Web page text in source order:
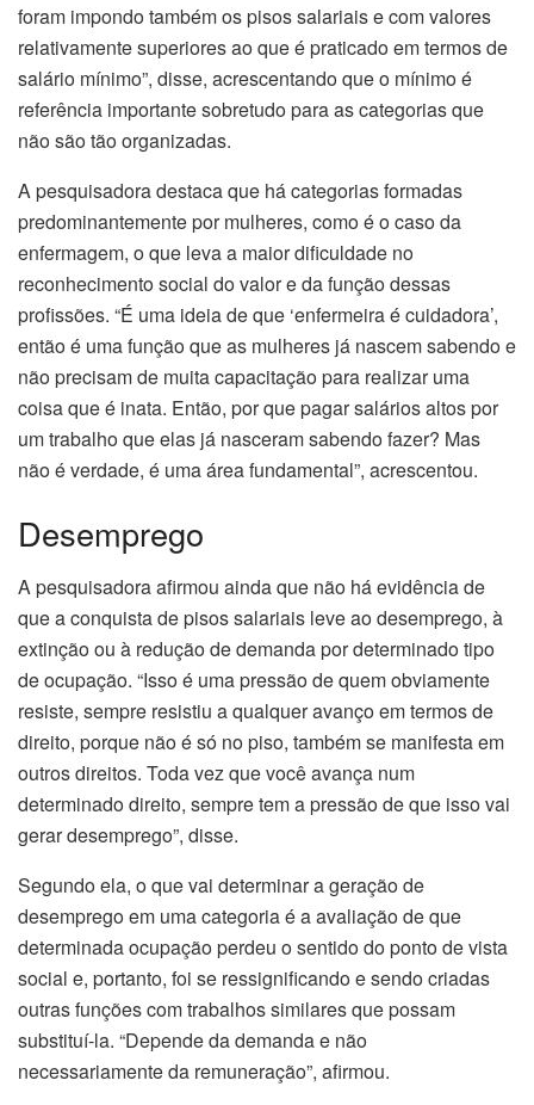
foram impondo também os pisos salariais e com valores
relativamente superiores ao que é praticado em termos de
salário mínimo”, disse, acrescentando que o mínimo é
referência importante sobretudo para as categorias que
não são tão organizadas.
A pesquisadora destaca que há categorias formadas
predominantemente por mulheres, como é o caso da
enfermagem, o que leva a maior dificuldade no
reconhecimento social do valor e da função dessas
profissões. “É uma ideia de que ‘enfermeira é cuidadora’,
então é uma função que as mulheres já nascem sabendo e
não precisam de muita capacitação para realizar uma
coisa que é inata. Então, por que pagar salários altos por
um trabalho que elas já nasceram sabendo fazer? Mas
não é verdade, é uma área fundamental”, acrescentou.
Desemprego
A pesquisadora afirmou ainda que não há evidência de
que a conquista de pisos salariais leve ao desemprego, à
extinção ou à redução de demanda por determinado tipo
de ocupação. “Isso é uma pressão de quem obviamente
resiste, sempre resistiu a qualquer avanço em termos de
direito, porque não é só no piso, também se manifesta em
outros direitos. Toda vez que você avança num
determinado direito, sempre tem a pressão de que isso vai
gerar desemprego”, disse.
Segundo ela, o que vai determinar a geração de
desemprego em uma categoria é a avaliação de que
determinada ocupação perdeu o sentido do ponto de vista
social e, portanto, foi se ressignificando e sendo criadas
outras funções com trabalhos similares que possam
substituí-la. “Depende da demanda e não
necessariamente da remuneração”, afirmou.